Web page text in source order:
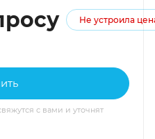
Не устроила
с вами и уточнят